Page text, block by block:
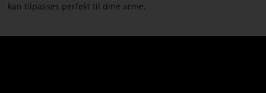
kan tilpasses perfekt til dine arme.